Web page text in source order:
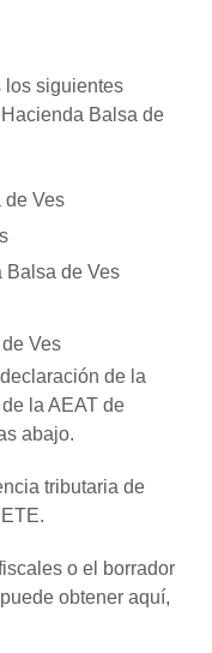
los siguientes
Balsa de
de Ves
Balsa de Ves
Ves
de la
la AEAT de
abajo.
tributaria de
o el borrador
obtener aquí,